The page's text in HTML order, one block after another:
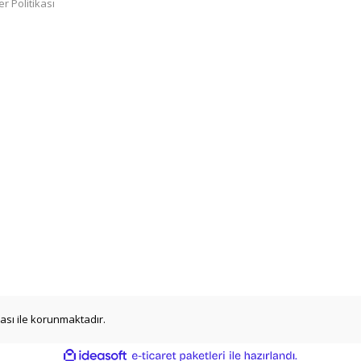
Politikası
ile korunmaktadır.
ideasoft e-